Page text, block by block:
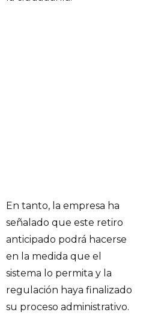
En tanto, la empresa ha
señalado que este retiro
anticipado podrá hacerse
en la medida que el
sistema lo permita y la
regulación haya finalizado
su proceso administrativo.